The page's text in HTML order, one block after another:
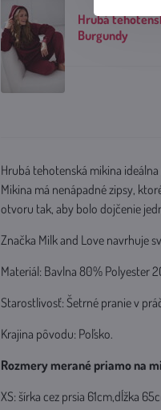
Hrubá tehotenská mikina
Mikina má nenápadné zipsy,
otvoru tak, aby bolo dojčenie
Značka Milk and Love navrhuje
Materiál: Bavlna 80% Polyester
Starostlivosť: Šetrné pranie v
Krajina pôvodu: Poľsko.
Rozmery merané priamo na
XS: šírka cez prsia 61cm,dĺžka
Hrubá
Burgundy